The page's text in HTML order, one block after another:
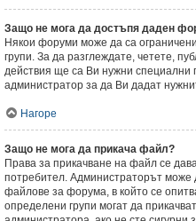
Защо не мога да достъпя даден
Някои форуми може да са
групи. За да разглеждате, четете,
действия ще са Ви нужни
администратор за да Ви дадат
Нагоре
Защо не мога да прикача файл?
Права за прикачване на файл се
потребител. Администраторът може
файлове за форума, в който се
определени групи могат да